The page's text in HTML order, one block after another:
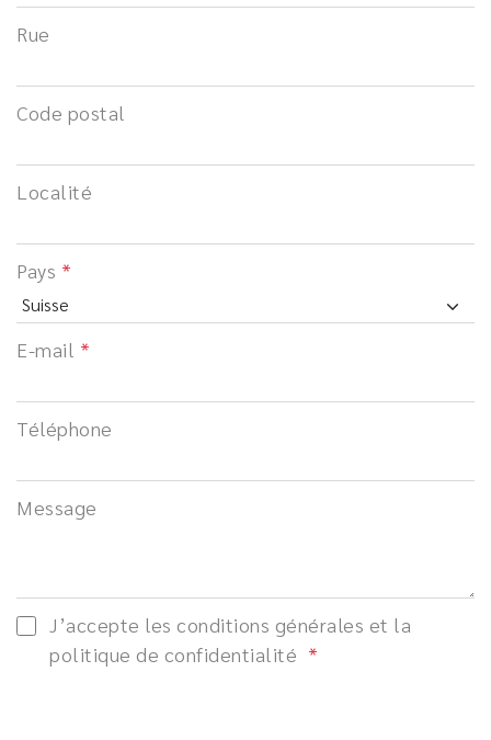
Rue
Code postal
Localité
Pays
E-mail
Téléphone
Message
J’accepte les conditions générales et la
politique de confidentialité